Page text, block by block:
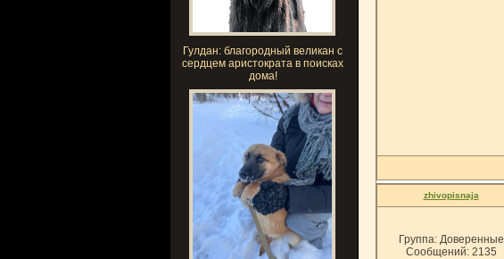
Гулдан: благородный великан с
сердцем аристократа в поисках
дома!
zhivopisnaja
Группа: Доверенные
Сообщений: 2135